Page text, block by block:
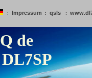
: Impressum : qsls :
de